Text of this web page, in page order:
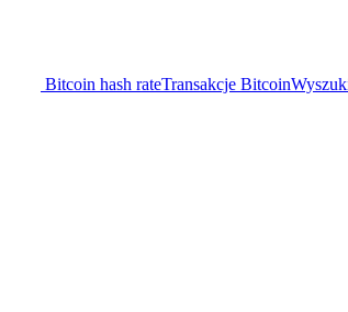
Bitcoin hash rateTransakcje Bitcoin